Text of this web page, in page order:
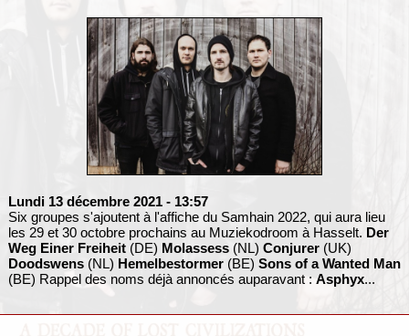
Lundi 13 décembre 2021 - 13:57
Six groupes s'ajoutent à l'affiche du Samhain 2022, qui aura lieu
les 29 et 30 octobre prochains au Muziekodroom à Hasselt. Der
Weg Einer Freiheit(DE) Molassess(NL) Conjurer(UK)
Doodswens(NL) Hemelbestormer(BE) Sons of a Wanted Man
(BE) Rappel des noms déjà annoncés auparavant : Asphyx...